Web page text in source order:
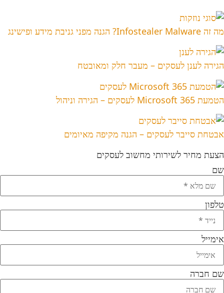
מה זה Infostealer Malware? הגנה מפני גניבת מידע ופישינג
הגירה לענן לעסקים – מעבר חלק ומאובטח
הטמעת Microsoft 365 לעסקים – הגירה וניהול
אבטחת סייבר לעסקים – הגנה מקיפה מאיומים
הצעת מחיר לשירותי מחשוב לעסקים
שם
טלפון
אימייל
שם חברה